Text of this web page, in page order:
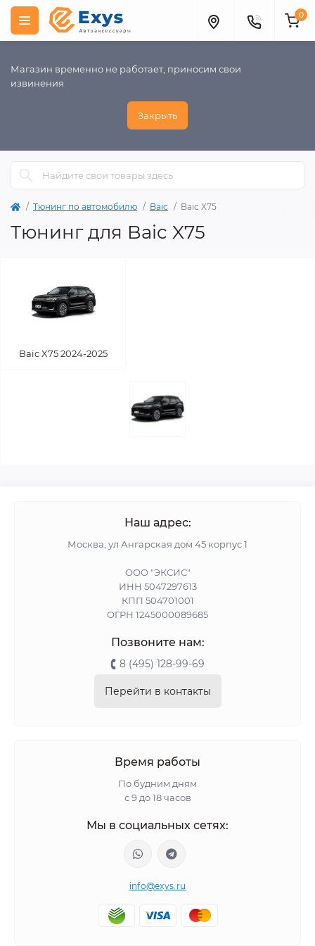
Магазин временно не работает, приносим свои
извинения
Закрыть
0
Тюнинг по автомобилю Baic Baic X75
Тюнинг для Baic X75
Baic X75 2024-2025
Наш адрес:
Москва, ул Ангарская дом 45 корпус 1
ООО "ЭКСИС"
ИНН 5047297613
КПП 504701001
ОГРН 1245000089685
Позвоните нам:
8 (495) 128-99-69
Перейти в контакты
Время работы
По будним дням
с 9 до 18 часов
Мы в социальных сетях:
info@exys.ru